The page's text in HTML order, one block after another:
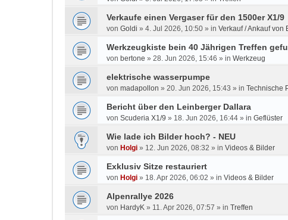
Verkaufe einen Vergaser für den 1500er X1/9
von Goldi » 4. Jul 2026, 10:50 » in Verkauf / Ankauf von
Werkzeugkiste bein 40 Jährigen Treffen
von bertone » 28. Jun 2026, 15:46 » in Werkzeug
elektrische wasserpumpe
von madapollon » 20. Jun 2026, 15:43 » in Technische
Bericht über den Leinberger Dallara
von Scuderia X1/9 » 18. Jun 2026, 16:44 » in Geflüster
Wie lade ich Bilder hoch? - NEU
von Holgi » 12. Jun 2026, 08:32 » in Videos & Bilder
Exklusiv Sitze restauriert
von Holgi » 18. Apr 2026, 06:02 » in Videos & Bilder
Alpenrallye 2026
von HardyK » 11. Apr 2026, 07:57 » in Treffen